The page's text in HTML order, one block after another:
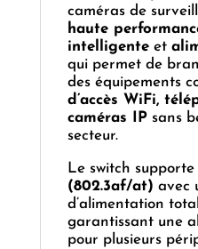
caméras de
haute
intelligenteet
qui permet de
des équipements
d’accès WiFi,
caméras IPsans
secteur.
Le switch
(802.3af/at) avec
d’alimentation
garantissant une
pour plusieurs